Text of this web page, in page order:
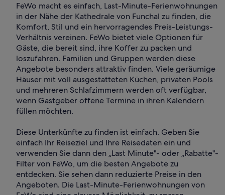
FeWo macht es einfach, Last-Minute-Ferienwohnungen
in der Nähe der Kathedrale von Funchal zu finden, die
Komfort, Stil und ein hervorragendes Preis-Leistungs-
Verhältnis vereinen. FeWo bietet viele Optionen für
Gäste, die bereit sind, ihre Koffer zu packen und
loszufahren. Familien und Gruppen werden diese
Angebote besonders attraktiv finden. Viele geräumige
Häuser mit voll ausgestatteten Küchen, privaten Pools
und mehreren Schlafzimmern werden oft verfügbar,
wenn Gastgeber offene Termine in ihren Kalendern
füllen möchten.
Diese Unterkünfte zu finden ist einfach. Geben Sie
einfach Ihr Reiseziel und Ihre Reisedaten ein und
verwenden Sie dann den „Last Minute"- oder „Rabatte"-
Filter von FeWo, um die besten Angebote zu
entdecken. Sie sehen dann reduzierte Preise in den
Angeboten. Die Last-Minute-Ferienwohnungen von